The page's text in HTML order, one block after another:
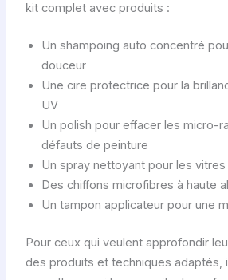
kit complet avec produits :
Un shampoing auto concentré
douceur
Une cire protectrice pour la
UV
Un polish pour effacer les micro-
défauts de peinture
Un spray nettoyant pour les
Des chiffons microfibres à haute
Un tampon applicateur pour une
Pour ceux qui veulent approfondir
des produits et techniques adaptés,